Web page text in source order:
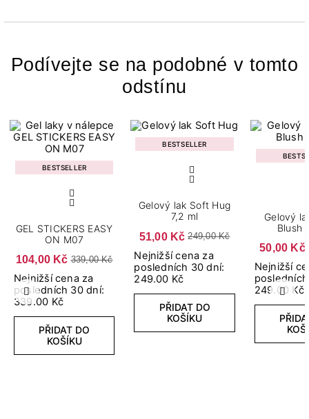
Podívejte se na podobné v tomto
odstínu
Předchozí Další
BESTSELLER
GEL STICKERS EASY
ON M07
104,00 Kč 339,00 Kč
Nejnižší cena za
posledních 30 dní:
339.00 Kč
PŘIDAT DO
KOŠÍKU
BESTSELLER
Gelový lak Soft Hug
7,2 ml
51,00 Kč 249,00 Kč
Nejnižší cena za
posledních 30 dní:
249.00 Kč
PŘIDAT DO
KOŠÍKU
Gelový
Blush
50,00 Kč
Nejnižší
249.00 Kč